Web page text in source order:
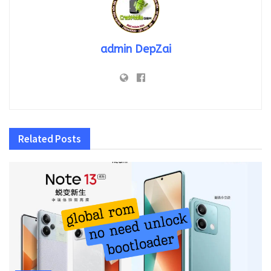
admin DepZai
Related Posts